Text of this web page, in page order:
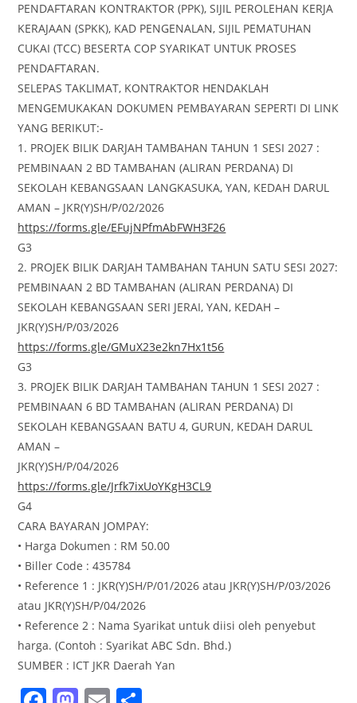
PENDAFTARAN KONTRAKTOR (PPK), SIJIL PEROLEHAN KERJA
KERAJAAN (SPKK), KAD PENGENALAN, SIJIL PEMATUHAN
CUKAI (TCC) BESERTA COP SYARIKAT UNTUK PROSES
PENDAFTARAN.
SELEPAS TAKLIMAT, KONTRAKTOR HENDAKLAH
MENGEMUKAKAN DOKUMEN PEMBAYARAN SEPERTI DI LINK
YANG BERIKUT:-
1. PROJEK BILIK DARJAH TAMBAHAN TAHUN 1 SESI 2027 :
PEMBINAAN 2 BD TAMBAHAN (ALIRAN PERDANA) DI
SEKOLAH KEBANGSAAN LANGKASUKA, YAN, KEDAH DARUL
AMAN – JKR(Y)SH/P/02/2026
https://forms.gle/EFujNPfmAbFWH3F26
G3
2. PROJEK BILIK DARJAH TAMBAHAN TAHUN SATU SESI 2027:
PEMBINAAN 2 BD TAMBAHAN (ALIRAN PERDANA) DI
SEKOLAH KEBANGSAAN SERI JERAI, YAN, KEDAH –
JKR(Y)SH/P/03/2026
https://forms.gle/GMuX23e2kn7Hx1t56
G3
3. PROJEK BILIK DARJAH TAMBAHAN TAHUN 1 SESI 2027 :
PEMBINAAN 6 BD TAMBAHAN (ALIRAN PERDANA) DI
SEKOLAH KEBANGSAAN BATU 4, GURUN, KEDAH DARUL
AMAN –
JKR(Y)SH/P/04/2026
https://forms.gle/Jrfk7ixUoYKgH3CL9
G4
CARA BAYARAN JOMPAY:
• Harga Dokumen : RM 50.00
• Biller Code : 435784
• Reference 1 : JKR(Y)SH/P/01/2026 atau JKR(Y)SH/P/03/2026
atau JKR(Y)SH/P/04/2026
• Reference 2 : Nama Syarikat untuk diisi oleh penyebut
harga. (Contoh : Syarikat ABC Sdn. Bhd.)
SUMBER : ICT JKR Daerah Yan